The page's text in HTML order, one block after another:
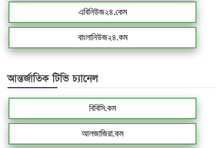
এবিনিউজ২৪.কেম
বাংলানিউজ২৪.কম
আন্তর্জাতিক টিভি চ্যানেল
বিবিসি.কম
আলজাজিরা.কম